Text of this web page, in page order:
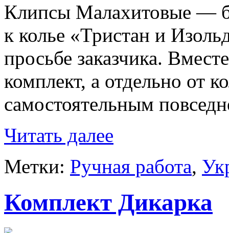
Клипсы Малахитовые —
к колье «Тристан и
просьбе заказчика.
комплект, а отдельно от
самостоятельным
Читать далее
Метки: Ручная работа,
Комплект Дикарка